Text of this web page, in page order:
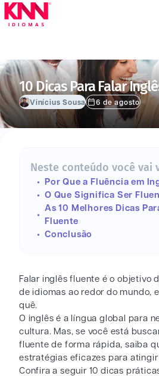
10 Dicas Para Falar
Vinícius Sousa 6 de agosto
Neste conteúdo você vai
Por Que a Fluência em
O Que Significa Ser
As 10 Melhores Dicas
Fluente
Conclusão
Falar inglês fluente é o objetivo
de idiomas ao redor do mundo,
quê.
O inglês é a língua global para
cultura. Mas, se você está
fluente de forma rápida, saiba
estratégias eficazes para atingir
Confira a seguir 10 dicas